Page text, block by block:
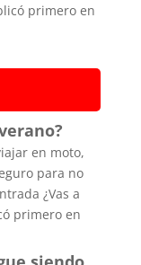
primero en
en moto,
para no
¿Vas a
primero en